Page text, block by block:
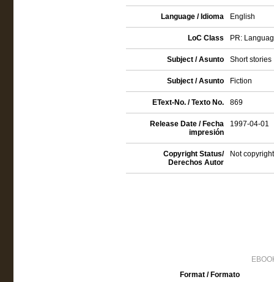
Language / Idioma English
LoC Class PR:
Subject / Asunto Short stories
Subject / Asunto Fiction
EText-No. / Texto No. 869
Release Date / Fecha
impresión
1997-04-01
Copyright Status/
Derechos Autor
Not
Format / Formato